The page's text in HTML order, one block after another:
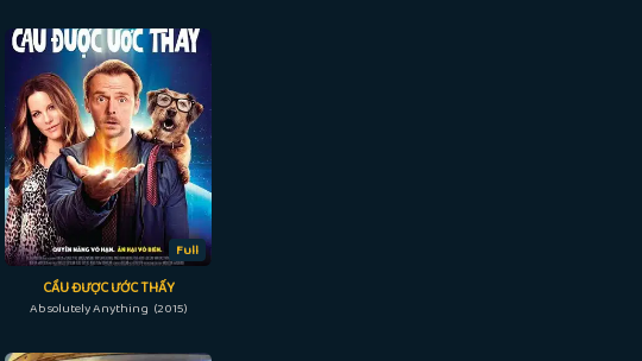
Full
CẦU ĐƯỢC ƯỚC THẤY
Absolutely Anything (2015)